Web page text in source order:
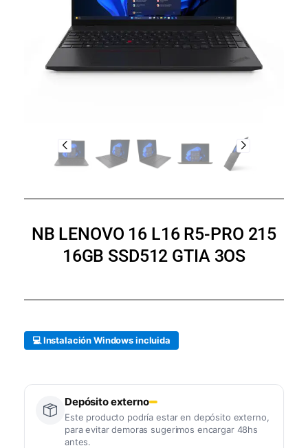
NB LENOVO 16 L16 R5-PRO 215
16GB SSD512 GTIA 3OS
💻 Instalación Windows incluida
Depósito externo
Este producto podría estar en depósito externo,
para evitar demoras sugerimos encargar 48hs
antes.